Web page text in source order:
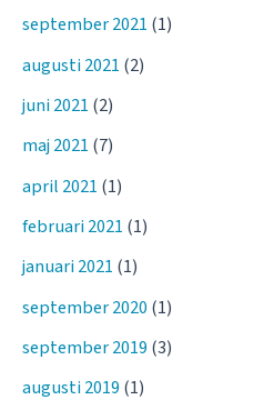
september 2021 (1)
augusti 2021 (2)
juni 2021 (2)
maj 2021 (7)
april 2021 (1)
februari 2021 (1)
januari 2021 (1)
september 2020 (1)
september 2019 (3)
augusti 2019 (1)